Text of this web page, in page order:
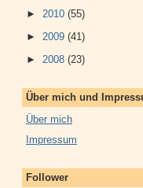
► 2010 (55)
► 2009 (41)
► 2008 (23)
Über mich und
Über mich
Impressum
Follower